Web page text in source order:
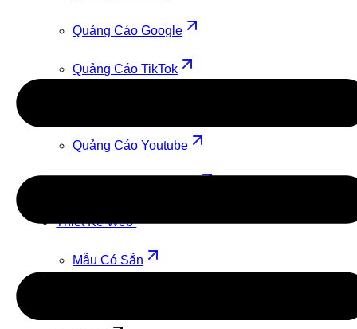
Quảng Cáo Google
Quảng Cáo TikTok
Quảng Cáo Youtube
Thiết Kế Web
Mẫu Có Sẵn